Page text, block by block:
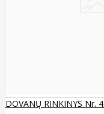
DOVANŲ RINKINYS Nr.